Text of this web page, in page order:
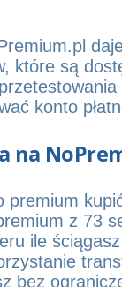
które są
konto
na
premium
z 73
ile ściągasz
bez